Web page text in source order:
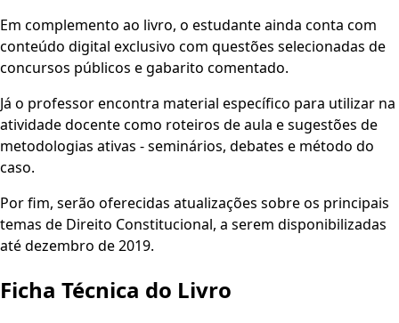
Em complemento ao livro, o estudante ainda conta com
conteúdo digital exclusivo com questões selecionadas de
concursos públicos e gabarito comentado.
Já o professor encontra material específico para utilizar na
atividade docente como roteiros de aula e sugestões de
metodologias ativas - seminários, debates e método do
caso.
Por fim, serão oferecidas atualizações sobre os principais
temas de Direito Constitucional, a serem disponibilizadas
até dezembro de 2019.
Ficha Técnica do Livro